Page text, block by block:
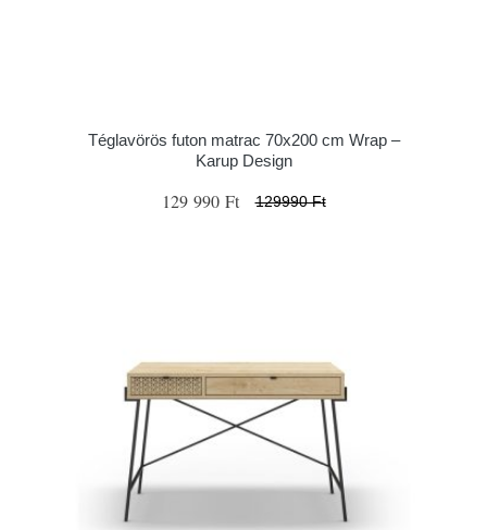
Téglavörös futon matrac 70x200 cm Wrap –
Karup Design
129 990 Ft 129990 Ft